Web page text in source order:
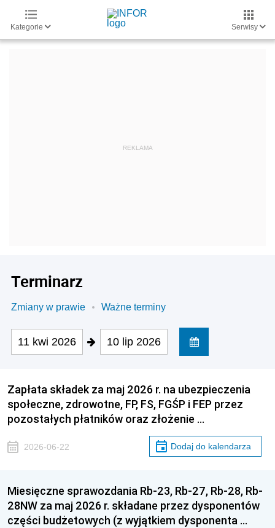
Kategorie Serwisy
Terminarz
Zmiany w prawie Ważne terminy
11 kwi 2026 10 lip 2026
Zapłata składek za maj 2026 r. na ubezpieczenia
społeczne, zdrowotne, FP, FS, FGŚP i FEP przez
pozostałych płatników oraz złożenie …
2026-06-22 Dodaj do kalendarza
Miesięczne sprawozdania Rb-23, Rb-27, Rb-28, Rb-
28NW za maj 2026 r. składane przez dysponentów
części budżetowych (z wyjątkiem dysponenta …